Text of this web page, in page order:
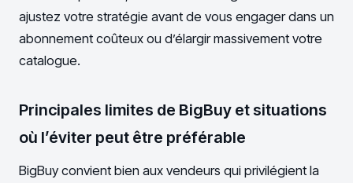
ajustez votre stratégie avant de vous engager dans un
abonnement coûteux ou d’élargir massivement votre
catalogue.
Principales limites de BigBuy et situations
où l’éviter peut être préférable
BigBuy convient bien aux vendeurs qui privilégient la